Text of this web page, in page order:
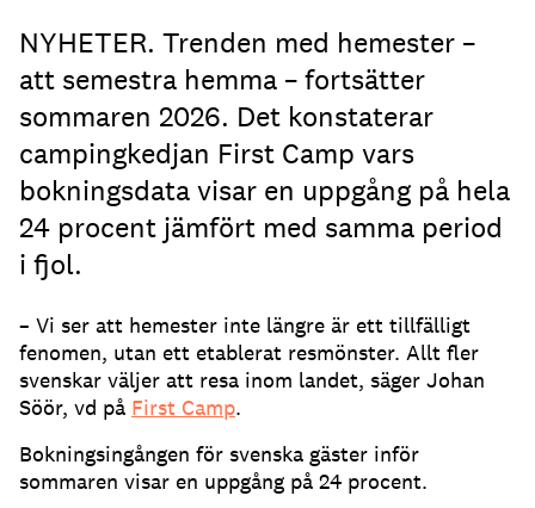
NYHETER. Trenden med hemester –
att semestra hemma – fortsätter
sommaren 2026. Det konstaterar
campingkedjan First Camp vars
bokningsdata visar en uppgång på hela
24 procent jämfört med samma period
i fjol.
– Vi ser att hemester inte längre är ett tillfälligt
fenomen, utan ett etablerat resmönster. Allt fler
svenskar väljer att resa inom landet, säger Johan
Söör, vd på First Camp.
Bokningsingången för svenska gäster inför
sommaren visar en uppgång på 24 procent.